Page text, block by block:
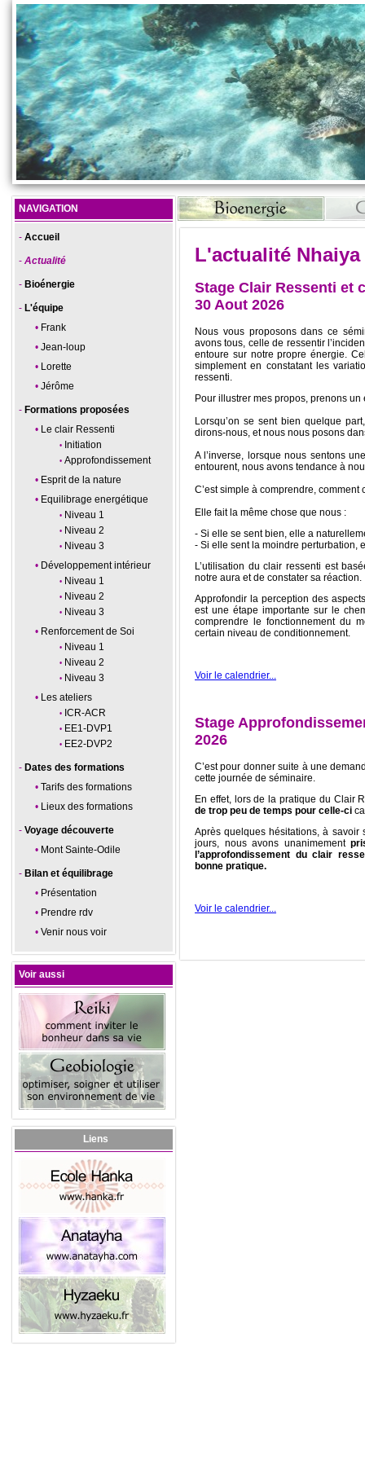
NAVIGATION
Accueil
Actualité
Bioénergie
L'équipe
Frank
Jean-loup
Lorette
Jérôme
Formations proposées
Le clair Ressenti
Initiation
Approfondissement
Esprit de la nature
Equilibrage energétique
Niveau 1
Niveau 2
Niveau 3
Développement intérieur
Niveau 1
Niveau 2
Niveau 3
Renforcement de Soi
Niveau 1
Niveau 2
Niveau 3
Les ateliers
ICR-ACR
EE1-DVP1
EE2-DVP2
Dates des formations
Tarifs des formations
Lieux des formations
Voyage découverte
Mont Sainte-Odile
Bilan et équilibrage
Présentation
Prendre rdv
Venir nous voir
Voir aussi
Liens
L'actualité Nhaiya
Stage Clair Ressenti et
30 Aout 2026
Nous vous proposons dans ce
avons tous, celle de ressentir
entoure sur notre propre énergie.
simplement en constatant les
ressenti.
Pour illustrer mes propos, prenons un
Lorsqu’on se sent bien quelque
dirons-nous, et nous nous posons
A l’inverse, lorsque nous sentons
entourent, nous avons tendance à
C’est simple à comprendre,
Elle fait la même chose que nous :
- Si elle se sent bien, elle a
- Si elle sent la moindre perturbation,
L’utilisation du clair ressenti est
notre aura et de constater sa réaction.
Approfondir la perception des
est une étape importante sur le
comprendre le fonctionnement du
certain niveau de conditionnement.
Voir le calendrier...
Stage
2026
C’est pour donner suite à une
cette journée de séminaire.
En effet, lors de la pratique du Clair
de trop peu de temps pour celle-ci
Après quelques hésitations, à
jours, nous avons unanimement
l’approfondissement du clair
bonne pratique.
Voir le calendrier...